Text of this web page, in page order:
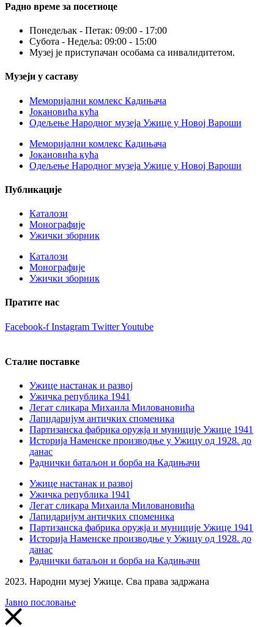
Радно време за посетиоце
Понедељак - Петак: 09:00 - 17:00
Субота - Недеља: 09:00 - 15:00
Музеј је приступачан особама са инвалидитетом.
Музеји у саставу
Меморијални комлекс Кадињача
Јокановића кућа
Oдељење Народног музеја Ужице у Новој Вароши
Меморијални комлекс Кадињача
Јокановића кућа
Oдељење Народног музеја Ужице у Новој Вароши
Публикације
Каталози
Монографије
Ужички зборник
Каталози
Монографије
Ужички зборник
Пратите нас
Facebook-f Instagram TwitterYoutube
Сталне поставке
Ужице настанак и развој
Ужичка република 1941
Легат сликара Михаила Миловановића
Лапидаријум античких споменика
Партизанска фабрика оружја и муниције Ужице 1941
Историја Наменске производње у Ужицу од 1928. до
данас
Раднички батаљон и борба на Кадињачи
Ужице настанак и развој
Ужичка република 1941
Легат сликара Михаила Миловановића
Лапидаријум античких споменика
Партизанска фабрика оружја и муниције Ужице 1941
Историја Наменске производње у Ужицу од 1928. до
данас
Раднички батаљон и борба на Кадињачи
2023. Народни музеј Ужице. Сва права задржана
Јавно пословање